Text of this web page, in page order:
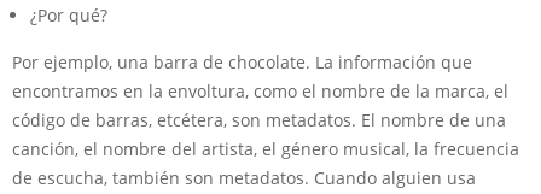
¿Por qué?
Por ejemplo, una barra de chocolate. La información que
encontramos en la envoltura, como el nombre de la marca, el
código de barras, etcétera, son metadatos. El nombre de una
canción, el nombre del artista, el género musical, la frecuencia
de escucha, también son metadatos. Cuando alguien usa